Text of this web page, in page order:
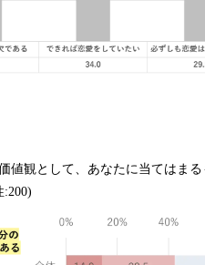
値観として、あなたに当てはま
:200)